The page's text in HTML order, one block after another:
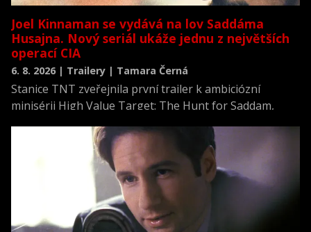
Joel Kinnaman se vydává na lov Saddáma
Husajna. Nový seriál ukáže jednu z největších
operací CIA
6. 8. 2026 | Trailery | Tamara Černá
Stanice TNT zveřejnila první trailer k ambiciózní
minisérii High Value Target: The Hunt for Saddam,
novodobých dějin.